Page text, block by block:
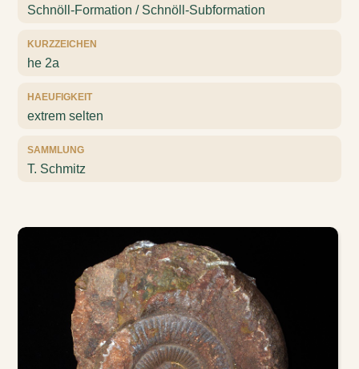
Schnöll-Formation / Schnöll-Subformation
KURZZEICHEN
he 2a
HAEUFIGKEIT
extrem selten
SAMMLUNG
T. Schmitz